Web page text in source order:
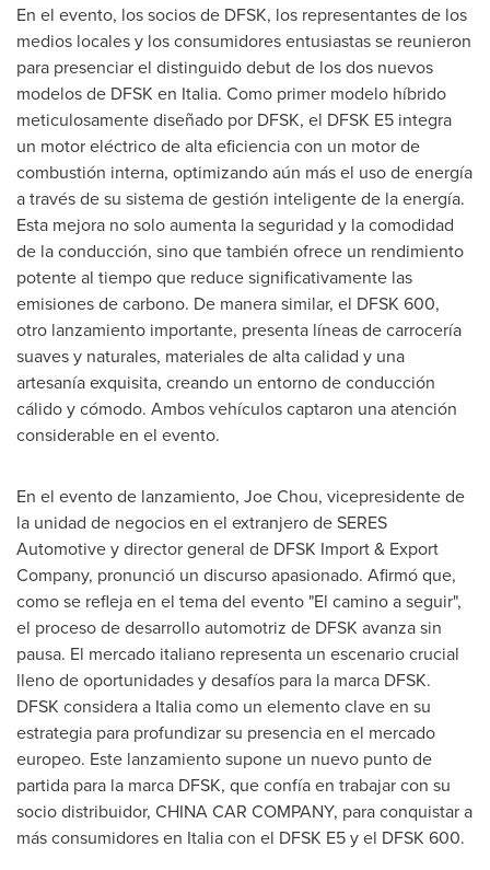
En el evento, los socios de DFSK, los representantes de los
medios locales y los consumidores entusiastas se reunieron
para presenciar el distinguido debut de los dos nuevos
modelos de DFSK en Italia. Como primer modelo híbrido
meticulosamente diseñado por DFSK, el DFSK E5 integra
un motor eléctrico de alta eficiencia con un motor de
combustión interna, optimizando aún más el uso de energía
a través de su sistema de gestión inteligente de la energía.
Esta mejora no solo aumenta la seguridad y la comodidad
de la conducción, sino que también ofrece un rendimiento
potente al tiempo que reduce significativamente las
emisiones de carbono. De manera similar, el DFSK 600,
otro lanzamiento importante, presenta líneas de carrocería
suaves y naturales, materiales de alta calidad y una
artesanía exquisita, creando un entorno de conducción
cálido y cómodo. Ambos vehículos captaron una atención
considerable en el evento.
En el evento de lanzamiento, Joe Chou, vicepresidente de
la unidad de negocios en el extranjero de SERES
Automotive y director general de DFSK Import & Export
Company, pronunció un discurso apasionado. Afirmó que,
como se refleja en el tema del evento "El camino a seguir",
el proceso de desarrollo automotriz de DFSK avanza sin
pausa. El mercado italiano representa un escenario crucial
lleno de oportunidades y desafíos para la marca DFSK.
DFSK considera a Italia como un elemento clave en su
estrategia para profundizar su presencia en el mercado
europeo. Este lanzamiento supone un nuevo punto de
partida para la marca DFSK, que confía en trabajar con su
socio distribuidor, CHINACAR COMPANY, para conquistar a
más consumidores en Italia con el DFSK E5 y el DFSK 600.